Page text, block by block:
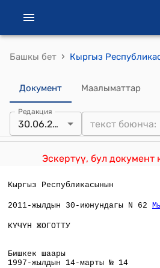
Башкы бет ›
Документ Маалыматтар
Редакция
30.06.2011
Эскертүү, бул документ